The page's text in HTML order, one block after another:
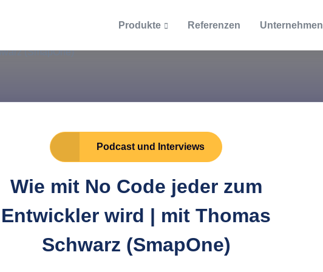
Produkte
Dokumentation
Handbücher & Dokumentationen
Kassenbuch
/ Managed Services
und Managed Services
Referenzen Unternehmen
Stellenangebote
Blog
Podcast
ITAM Glossar
Definitionen
Podcast und Interviews
Wie mit No Code jeder zum
Entwickler wird | mit Thomas
Schwarz (SmapOne)